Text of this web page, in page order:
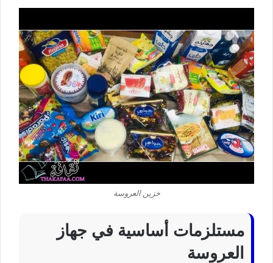
خزين العروسة
مستلزمات أساسية في جهاز
العروسة